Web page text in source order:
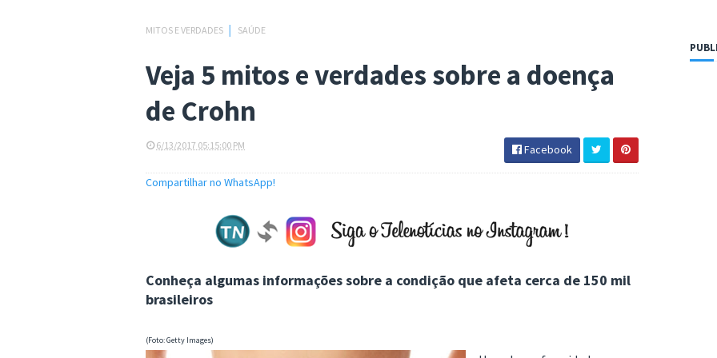
MITOS E VERDADES SAÚDE
Veja 5 mitos e verdades sobre a doença
de Crohn
6/13/2017 05:15:00 PM Facebook
Compartilhar no WhatsApp!
Conheça algumas informações sobre a condição que afeta cerca de 150 mil
brasileiros
(Foto: Getty Images)